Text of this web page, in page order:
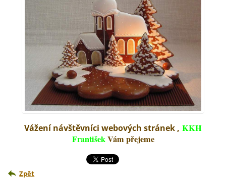
Vážení návštěvníci webových stránek , KKH
FrantišekVám přejeme
Zpět